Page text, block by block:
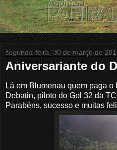
segunda-feira, 30 de março de
Aniversariante do
Lá em Blumenau quem paga o
Debatin, piloto do Gol 32 da
Parabéns, sucesso e muitas